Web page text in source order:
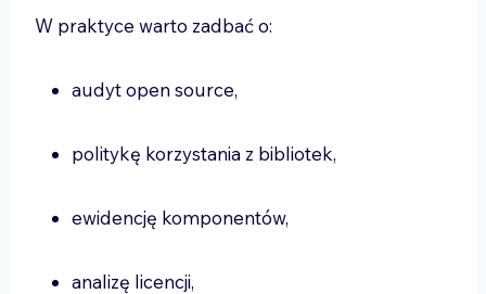
W praktyce warto zadbać o:
audyt open source,
politykę korzystania z bibliotek,
ewidencję komponentów,
analizę licencji,